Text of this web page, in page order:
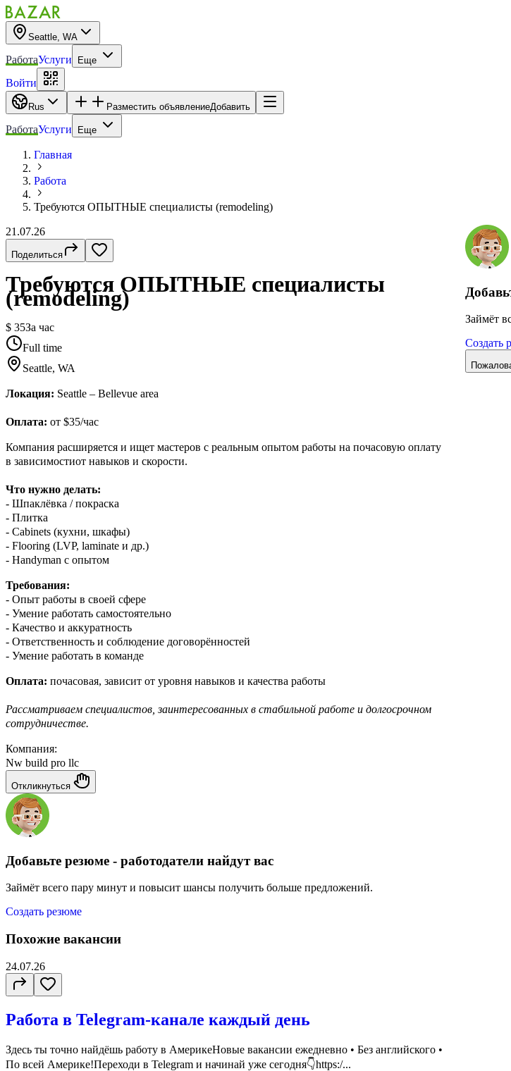
Seattle, WA
РаботаУслуги Еще
Войти
Rus Разместить объявлениеДобавить
РаботаУслуги Еще
Главная
Работа
Требуются ОПЫТНЫЕ специалисты (remodeling)
21.07.26
Поделиться
Требуются ОПЫТНЫЕ специалисты
(remodeling)
$ 35За час
Full time
Seattle, WA
Локация: Seattle – Bellevue area
Оплата: от $35/час
Компания расширяется и ищет мастеров с реальным опытом работы на почасовую оплату
в зависимостиот навыков и скорости.
Что нужно делать:
- Шпаклёвка / покраска
- Плитка
- Cabinets (кухни, шкафы)
- Flooring (LVP, laminate и др.)
- Handyman с опытом
Требования:
- Опыт работы в своей сфере
- Умение работать самостоятельно
- Качество и аккуратность
- Ответственность и соблюдение договорённостей
- Умение работать в команде
Оплата: почасовая, зависит от уровня навыков и качества работы
Рассматриваем специалистов, заинтересованных в стабильной работе и долгосрочном
сотрудничестве.
Компания:
Nw build pro llc
Откликнуться
Добавьте резюме - работодатели найдут вас
Займёт всего пару минут и повысит шансы получить больше предложений.
Создать резюме
Займёт
Создать
Похожие вакансии
24.07.26
Работа в Telegram-канале каждый день
Здесь ты точно найдёшь работу в АмерикеНовые вакансии ежедневно • Без английского •
По всей Америке!Переходи в Telegram и начинай уже сегодня👇https:/...